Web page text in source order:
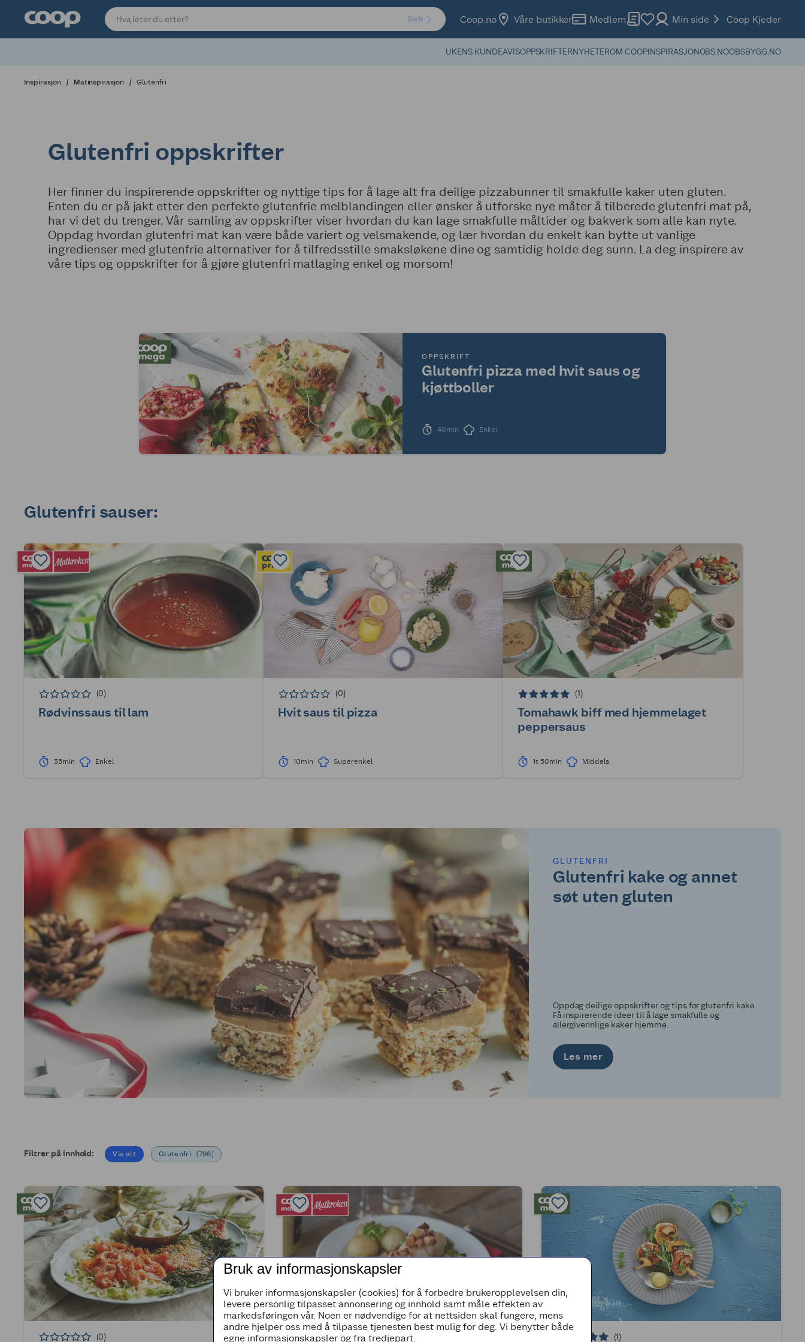
Søk Coop.no Våre butikker Medlem Min side Coop Kjeder
UKENS KUNDEAVISOPPSKRIFTERNYHETEROM COOPINSPIRASJONOBS.NOOBSBYGG.NO
Inspirasjon Matinspirasjon Glutenfri
Glutenfri oppskrifter
Her finner du inspirerende oppskrifter og nyttige tips for å lage alt fra deilige pizzabunner til smakfulle kaker uten gluten.
Enten du er på jakt etter den perfekte glutenfrie melblandingen eller ønsker å utforske nye måter å tilberede glutenfri mat på,
har vi det du trenger. Vår samling av oppskrifter viser hvordan du kan lage smakfulle måltider og bakverk som alle kan nyte.
Oppdag hvordan glutenfri mat kan være både variert og velsmakende, og lær hvordan du enkelt kan bytte ut vanlige
ingredienser med glutenfrie alternativer for å tilfredsstille smaksløkene dine og samtidig holde deg sunn. La deg inspirere av
våre tips og oppskrifter for å gjøre glutenfri matlaging enkel og morsom!
OPPSKRIFT
Glutenfri pizza med hvit saus og
kjøttboller
40min Enkel
Glutenfri sauser:
(0)
Rødvinssaus til lam
35min Enkel
(0)
Hvit saus til pizza
10min Superenkel
(1)
Tomahawk biff med hjemmelaget
peppersaus
1t 50min Middels
GLUTENFRI
Glutenfri kake og annet
søt uten gluten
Oppdag deilige oppskrifter og tips for glutenfri kake.
Få inspirerende ideer til å lage smakfulle og
allergivennlige kaker hjemme.
Les mer
Filtrer på innhold: Vis alt Glutenfri (796)
(0) (0) (1)
Bruk av informasjonskapsler
Vi bruker informasjonskapsler (cookies) for å forbedre brukeropplevelsen din,
levere personlig tilpasset annonsering og innhold samt måle effekten av
markedsføringen vår. Noen er nødvendige for at nettsiden skal fungere, mens
andre hjelper oss med å tilpasse tjenesten best mulig for deg. Vi benytter både
egne informasjonskapsler og fra tredjepart.